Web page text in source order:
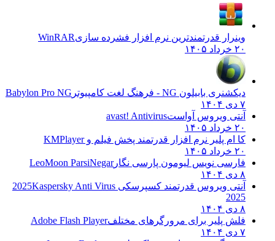
وینرار قدرتمندترین نرم افزار فشرده سازیWinRAR
۲۰ خرداد ۱۴۰۵
دیکشنری بابیلون NG - فرهنگ لغت کامپیوتر
Babylon Pro NG
۷ دی ۱۴۰۴
آنتی ویروس آواستavast! Antivirus
۲۰ خرداد ۱۴۰۵
کا ام پلیر نرم افزار قدرتمند پخش فیلم وKMPlayer
۲۰ خرداد ۱۴۰۵
فارسی نویس لیومون پارسی نگارLeoMoon ParsiNegar
۸ دی ۱۴۰۴
آنتی ویروس قدرتمند کسپرسکی 2025 Kaspersky Anti Virus
2025
۸ دی ۱۴۰۴
فلش پلیر برای مرورگرهای مختلفAdobe Flash Player
۷ دی ۱۴۰۴